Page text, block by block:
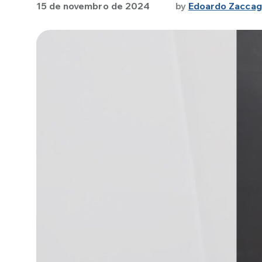
15 de novembro de 2024 by Edoardo